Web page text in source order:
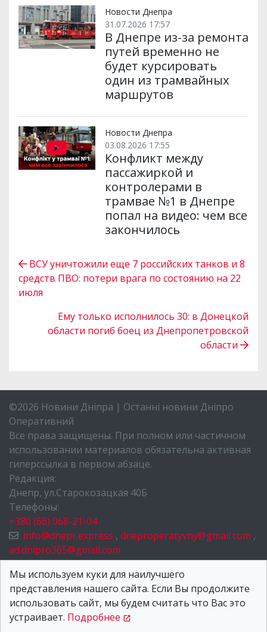
Новости Днепра
31.07.2026 17:57
В Днепре из-за ремонта
путей временно не
будет курсировать
один из трамвайных
маршрутов
Новости Днепра
03.08.2026 17:55
Конфликт между
пассажиркой и
контролерами в
трамвае №1 в Днепре
попал на видео: чем все
закончилось
ВСУ уничтожили еще 7 российских танков и 8
средств ПВО: потери врага по состоянию на 22
июля
Ему только исполнилось 30: в Донецкой
области погиб боец из Днепропетровской
области
©2026 Новини Дніпра | Останні новини Дніпро
Оперативний
Все права защищены. При полном или частичном
использовании материалов обязательна активная
гиперссылка в первом абзаце.
Редакция:
Днепр, ул.Старокозацкая 40Б
Телефоны:
+380 (66) 068-21-04
info@dnepr.express , dneproperatyvny@gmail.com ,
ad.dnipro365@gmail.com
НОВОСТИ ДНЕПРА
О НАС
КОНТАКТЫ
Мы используем куки для наилучшего
представления нашего сайта. Если Вы продолжите
использовать сайт, мы будем считать что Вас это
устраивает. Подробнее